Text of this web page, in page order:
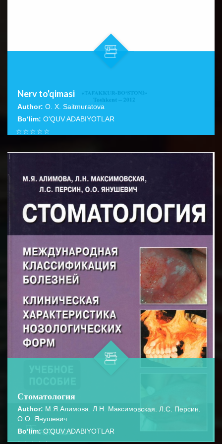
Nerv to'qimasi
Author: O. X. Saitmuratova
Bo‘lim: O'QUV ADABIYOTLAR
☆
☆
☆
☆
☆
Ushbu qo‘llanmada, asosan nerv hujayralarining tuzilishi,
to‘qimasi,...
Стоматология
Author: М.Я.Алимова. Л.Н. Максимовская. Л.С. Персин.
О.О. Янушевич
Bo‘lim: O'QUV ADABIYOTLAR